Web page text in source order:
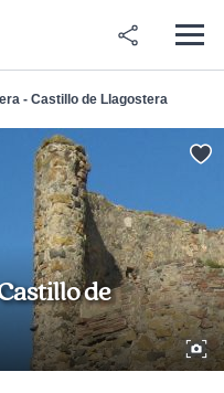
- Castillo de Llagostera
de